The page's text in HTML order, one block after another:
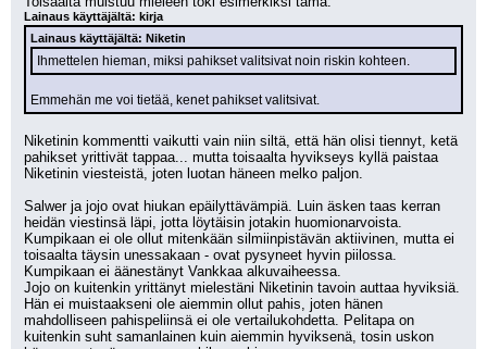
Lainaus käyttäjältä: kirja
Lainaus käyttäjältä: Niketin
Ihmettelen hieman, miksi pahikset valitsivat noin riskin kohteen.
Emmehän me voi tietää, kenet pahikset valitsivat.
Niketinin kommentti vaikutti vain niin siltä, että hän olisi tiennyt, ketä
pahikset yrittivät tappaa... mutta toisaalta hyvikseys kyllä paistaa
Niketinin viesteistä, joten luotan häneen melko paljon.
Salwer ja jojo ovat hiukan epäilyttävämpiä. Luin äsken taas kerran
heidän viestinsä läpi, jotta löytäisin jotakin huomionarvoista.
Kumpikaan ei ole ollut mitenkään silmiinpistävän aktiivinen, mutta ei
toisaalta täysin unessakaan - ovat pysyneet hyvin piilossa.
Kumpikaan ei äänestänyt Vankkaa alkuvaiheessa.
Jojo on kuitenkin yrittänyt mielestäni Niketinin tavoin auttaa hyviksiä.
Hän ei muistaakseni ole aiemmin ollut pahis, joten hänen
mahdolliseen pahispeliinsä ei ole vertailukohdetta. Pelitapa on
kuitenkin suht samanlainen kuin aiemmin hyviksenä, tosin uskon